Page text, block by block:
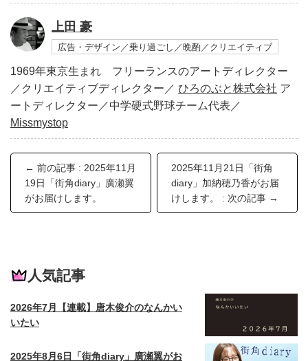
上田 豪
広告・デザイン／乗り過ごし／晩酌／クリエイティブ
1969年東京生まれ フリーランスのアートディレクター
／クリエイティブディレクター／ ひろのぶと株式会社 ア
ートディレクター／中学硬式野球チーム代表／
Missmystop
← 前の記事 : 2025年11月
19日「街角diary」廣瀬翼
がお届けします。
2025年11月21日「街角
diary」加納穂乃香がお届
けします。 : 次の記事 →
人気記事
2026年7月【連載】唐木俊介のなんかい
いたい
2025年8月6日「街角diary」廣瀬翼がお